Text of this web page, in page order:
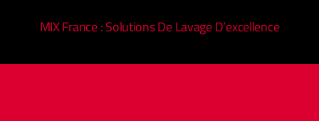
MIX France : Solutions De Lavage D’excellence